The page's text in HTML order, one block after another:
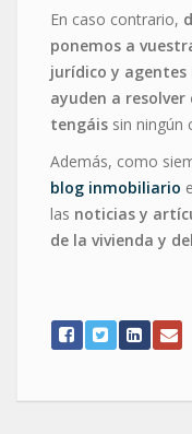
En caso contrario,
ponemos a
jurídico y
ayuden a
tengáis sin ningún
Además, como
blog inmobiliario
las noticias y
de la vivienda y